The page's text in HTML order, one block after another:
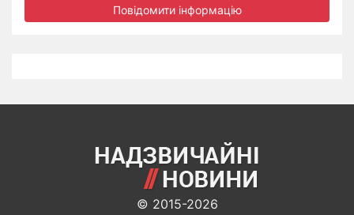
Повідомити інформацію
© 2015-2026